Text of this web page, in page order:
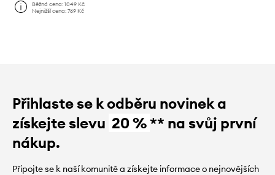
Běžná cena:1049 Kč
Nejnižší cena:769 Kč
Přihlaste se k odběru novinek a
získejte slevu 20 %** na svůj první
nákup.
Připojte se k naší komunitě a získejte informace o nejnovějších